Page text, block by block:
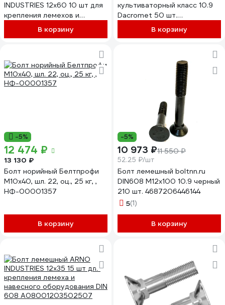
INDUSTRIES 12х60 10 шт для
крепления лемехов и
навесного оборудования
ГОСТ 7786-81 класс
В корзину
культиваторный класс 10.9
Dacromet 50 шт.
4687206446342В корзину
-5%
12 474 ₽
13 130 ₽
Болт норийный Белтпрофи
М10х40, шл. 22, оц., 25 кг, ,
НФ-00001357
В корзину
-5%
10 973 ₽11 550 ₽
52.25 ₽/шт
Болт лемешный boltnn.ru
DIN608 М12x100 10.9 черный
210 шт. 4687206446144
5(1)
В корзину